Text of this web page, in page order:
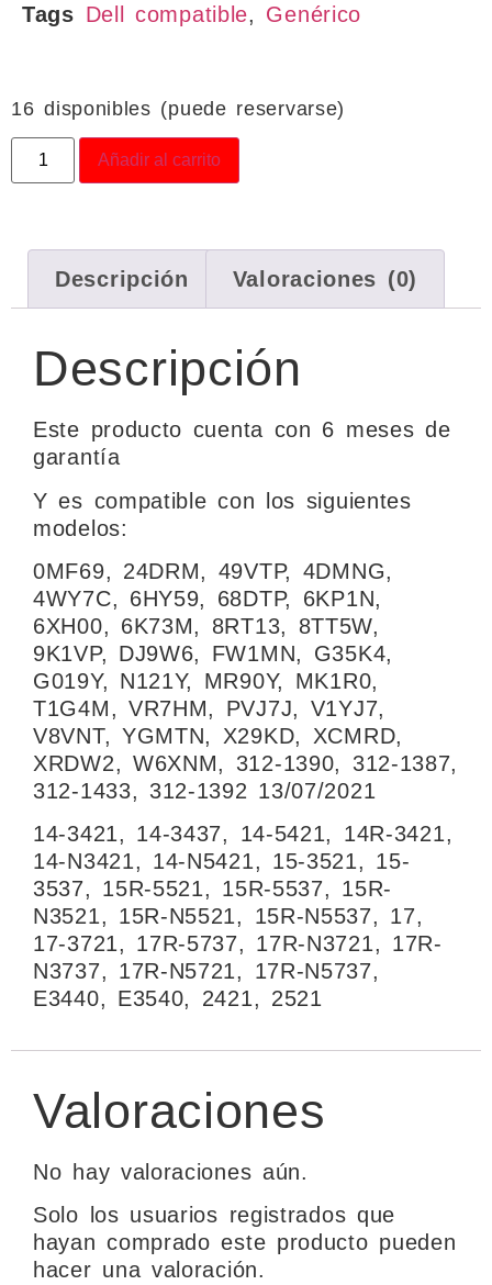
Tags Dell compatible, Genérico
16 disponibles (puede reservarse)
Añadir al carrito
Descripción Valoraciones (0)
Descripción
Este producto cuenta con 6 meses de
garantía
Y es compatible con los siguientes
modelos:
0MF69, 24DRM, 49VTP, 4DMNG,
4WY7C, 6HY59, 68DTP, 6KP1N,
6XH00, 6K73M, 8RT13, 8TT5W,
9K1VP, DJ9W6, FW1MN, G35K4,
G019Y, N121Y, MR90Y, MK1R0,
T1G4M, VR7HM, PVJ7J, V1YJ7,
V8VNT, YGMTN, X29KD, XCMRD,
XRDW2, W6XNM, 312-1390, 312-1387,
312-1433, 312-1392 13/07/2021
14-3421, 14-3437, 14-5421, 14R-3421,
14-N3421, 14-N5421, 15-3521, 15-
3537, 15R-5521, 15R-5537, 15R-
N3521, 15R-N5521, 15R-N5537, 17,
17-3721, 17R-5737, 17R-N3721, 17R-
N3737, 17R-N5721, 17R-N5737,
E3440, E3540, 2421, 2521
Valoraciones
No hay valoraciones aún.
Solo los usuarios registrados que
hayan comprado este producto pueden
hacer una valoración.